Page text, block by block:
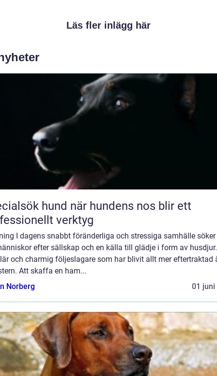
Läs fler inlägg här
hund när hundens nos blir ett
verktyg
I dagens snabbt föränderliga och stressiga samhälle
efter sällskap och en källa till glädje i form av
och charmig följeslagare som har blivit allt mer eftertraktad
Att skaffa en ham...
Norberg
01 juni